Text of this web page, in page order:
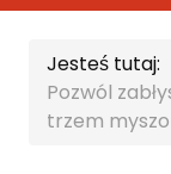
Jesteś tutaj:
Pozwól
trzem